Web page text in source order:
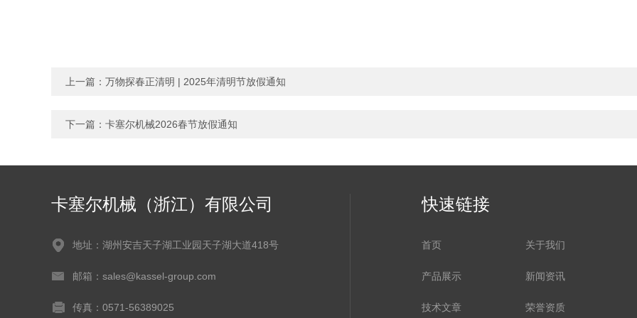
上一篇： 万物探春正清明 | 2025年清明节放假通知
下一篇： 卡塞尔机械2026春节放假通知
卡塞尔机械（浙江）有限公司
地址：湖州安吉天子湖工业园天子湖大道418号
邮箱：sales@kassel-group.com
传真：0571-56389025
快速链接
首页 关于我们
产品展示 新闻资讯
技术文章 荣誉资质